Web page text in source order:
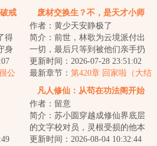
的夜空
戒
得
身
惨
公
废材交换生？不，是天才小师
妹！
作者：黄少天安静极了
简介：前世，林歌为云境派付出
一切，最后只等到被他们亲手扔
进兽潮给林婉偿命的下场。
&lt;br/&gt;重生回...
更新时间：2026-07-28 23:51:02
最新章节： 第420章 回家啦（大结
局）
凡人修仙：从苟在功法阁开始
作者：留意
简介：苏小圆穿越成修仙界底层
的文字校对员，灵根受损的他本
以为一生将碌碌无为。&lt;br/&gt;
更新时间：2026-08-04 10:32:44